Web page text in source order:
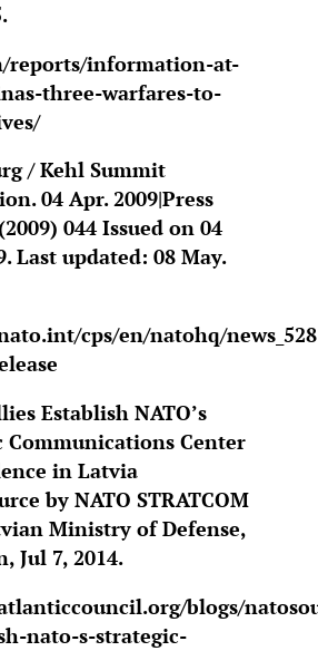
reports/information-at-
three-warfares-to-
/ Kehl Summit
04 Apr. 2009|Press
044 Issued on 04
Last updated: 08 May.
cps/en/natohq/
Establish NATO’s
Communications Center
in Latvia
by NATO STRATCOM
Ministry of Defense,
Jul 7, 2014.
blogs/
nato-s-strategic-